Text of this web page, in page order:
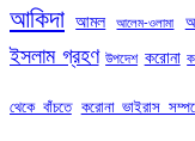
আকিদা আমল আলেম-ওলামা
ইসলাম গ্রহণ উপদেশ করোনা
থেকে বাঁচতে করোনা ভাইরাস